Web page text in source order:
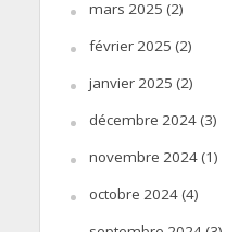
mars 2025 (2)
février 2025 (2)
janvier 2025 (2)
décembre 2024(3)
novembre 2024(1)
octobre 2024(4)